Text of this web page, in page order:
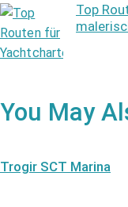
Top
You May
Trogir SCT Marina